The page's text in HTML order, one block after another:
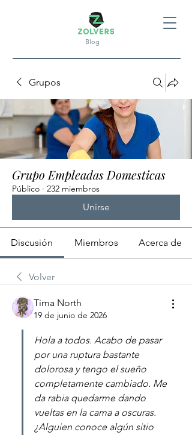
Blog
Grupos
Grupo Empleadas Domesticas
Público · 232 miembros
Unirse
Discusión Miembros Acerca de
Volver
Tima North
19 de junio de 2026
Hola a todos. Acabo de pasar
por una ruptura bastante
dolorosa y tengo el sueño
completamente cambiado. Me
da rabia quedarme dando
vueltas en la cama a oscuras.
¿Alguien conoce algún sitio